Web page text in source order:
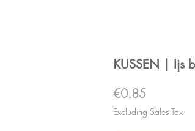
KUSSEN | Ijs
€0.85Price
Excluding Sales Tax